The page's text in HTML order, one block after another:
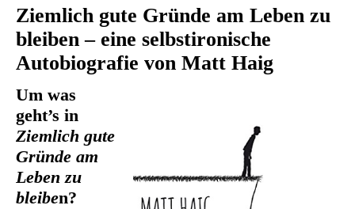
Ziemlich gute Gründe am Leben zu
bleiben – eine selbstironische
Autobiografie von Matt Haig
Um was
geht’s in
Ziemlich gute
Gründe am
Leben zu
bleiben?